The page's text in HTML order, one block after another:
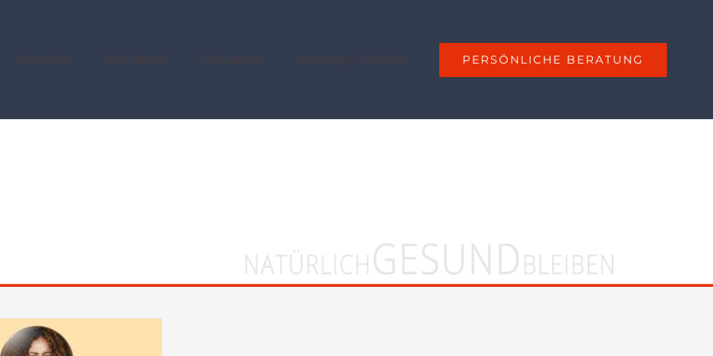
Aktuelles Die Praxis Therapien Kontakt / Anfahrt PERSÖNLICHE BERATUNG